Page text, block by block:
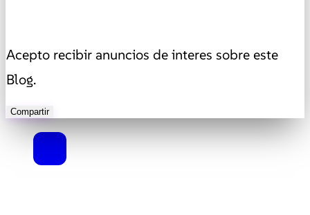
Acepto recibir anuncios de interes sobre este
Blog.
Compartir